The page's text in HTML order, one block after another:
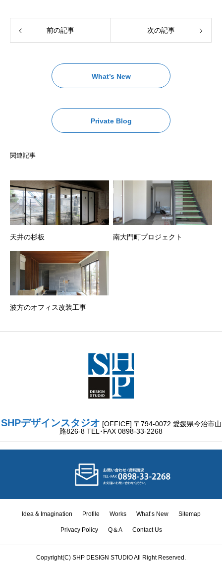
前の記事 次の記事
What’s New
Private Blog
関連記事
天井の杉板 南大門町プロジェクト
波方のオフィス改装工事
SHPデザインスタジオ [OFFICE] 〒794-0072 愛媛県今治市山
路826-8 TEL･FAX 0898-33-2268
Idea & Imagination Profile Works What’s New Sitemap
Privacy Policy Q＆A Contact Us
Copyright(C) SHP DESIGN STUDIO All Right Reserved.